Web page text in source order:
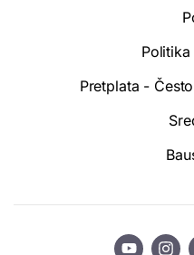
Pretplata -